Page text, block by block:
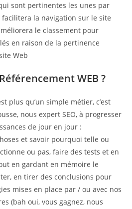
sont pertinentes les unes par
la navigation sur le site
le classement pour
en raison de la pertinence
Web
WEB ?
plus qu’un simple métier, c’est
nous expert SEO, à progresser
de jour en jour :
et savoir pourquoi telle ou
ou pas, faire des tests et en
en gardant en mémoire le
en tirer des conclusions pour
mises en place par / ou avec nos
(bah oui, vous gagnez, nous